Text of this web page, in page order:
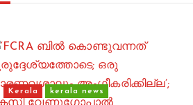
Kerala kerala news